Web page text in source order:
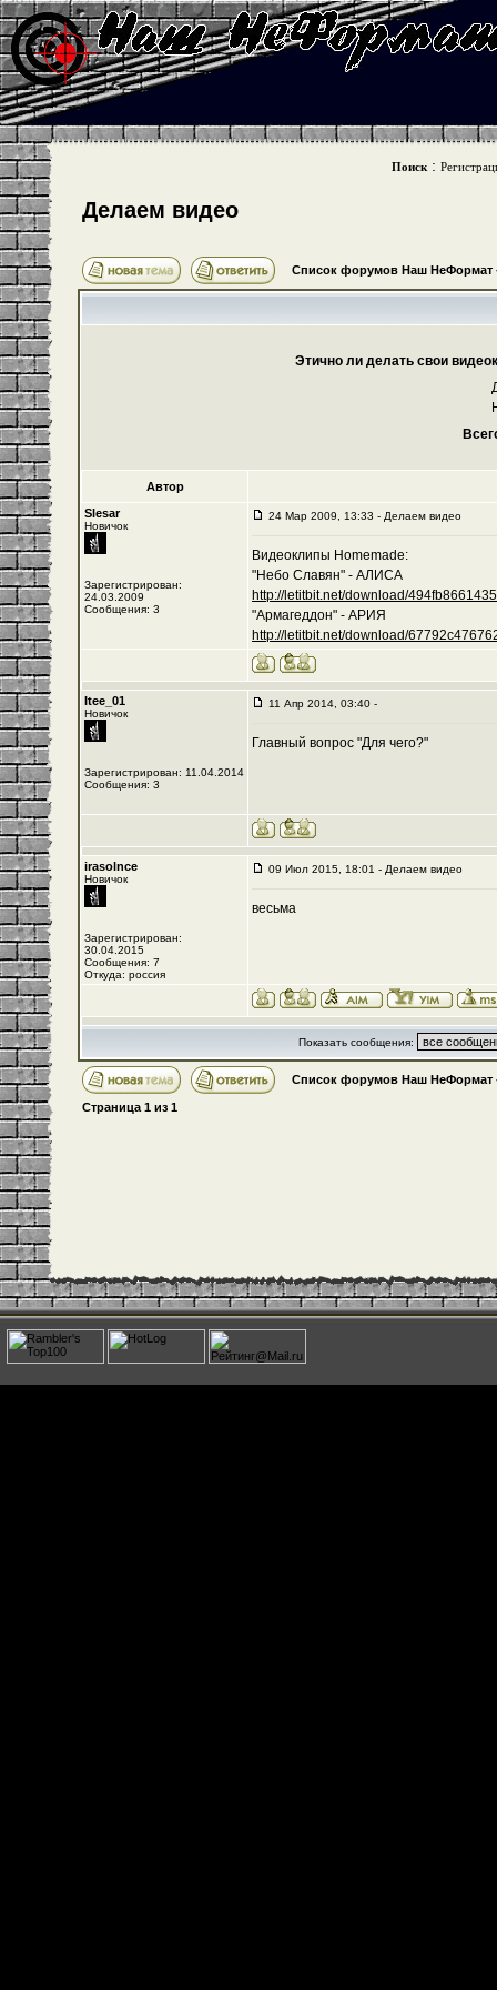
Поиск :
Делаем видео
Список форумов Наш НеФормат
Этично ли делать свои
Автор
Slesar
Новичок
Зарегистрирован:
24.03.2009
Сообщения: 3
24 Мар 2009, 13:33 - Делаем видео
Видеоклипы Homemade:
"Небо Славян" - АЛИСА
http://letitbit.net/download/
"Армагеддон" - АРИЯ
http://letitbit.net/download/
Itee_01
Новичок
Зарегистрирован: 11.04.2014
Сообщения: 3
11 Апр 2014, 03:40 -
Главный вопрос "Для чего?"
irasolnce
Новичок
Зарегистрирован:
30.04.2015
Сообщения: 7
Откуда: россия
09 Июл 2015, 18:01 - Делаем видео
весьма
Показать сообщения:
Список форумов Наш НеФормат
Страница 1 из 1